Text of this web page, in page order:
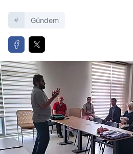
Gündem